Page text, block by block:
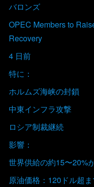
バロンズ
OPEC Members to
Recovery
4 日前
特に：
ホルムズ海峡の封鎖
中東インフラ攻撃
ロシア制裁継続
影響：
世界供給の約15〜20%
原油価格：120ドル超